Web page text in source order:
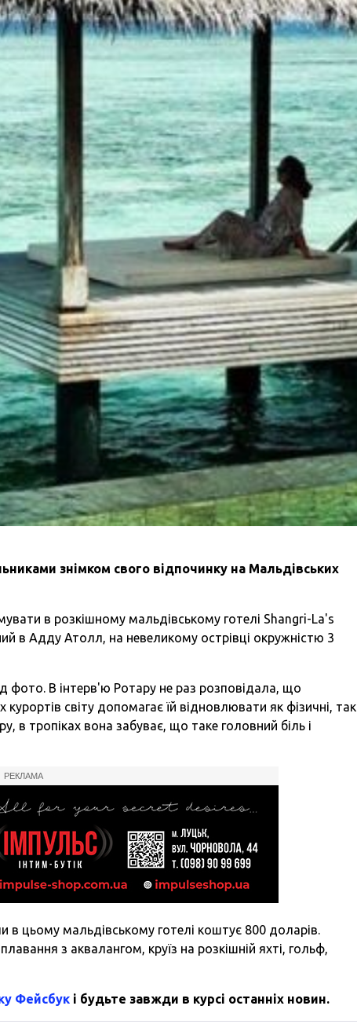
знімком свого відпочинку на Мальдівських
в розкішному мальдівському готелі Shangri-La's
в Адду Атолл, на невеликому острівці окружністю 3
фото. В інтерв'ю Ротару не раз розповідала, що
світу допомагає їй відновлювати як фізичні, так
в тропіках вона забуває, що таке головний біль і
РЕКЛАМА
в цьому мальдівському готелі коштує 800 доларів.
з аквалангом, круїз на розкішній яхті, гольф,
Фейсбук і будьте завжди в курсі останніх новин.